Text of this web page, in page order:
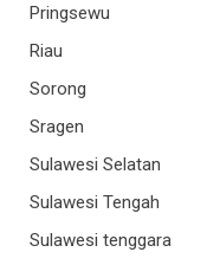
Pringsewu
Riau
Sorong
Sragen
Sulawesi Selatan
Sulawesi Tengah
Sulawesi tenggara